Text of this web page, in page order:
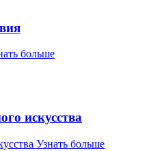
больше
искусства
Узнать больше